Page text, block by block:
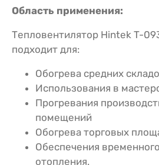
Область применения:
Тепловентилятор Hintek T-
подходит для:
Обогрева средних
Использования в
Прогревания
помещений
Обогрева торговых
Обеспечения
отопления.